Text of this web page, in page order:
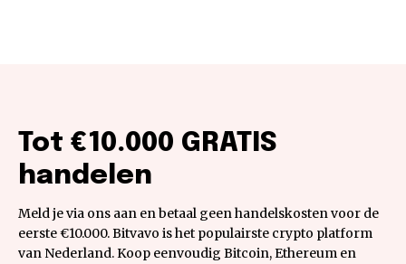
Tot €10.000 GRATIS
handelen
Meld je via ons aan en betaal geen handelskosten voor de
eerste €10.000. Bitvavo is het populairste crypto platform
van Nederland. Koop eenvoudig Bitcoin, Ethereum en